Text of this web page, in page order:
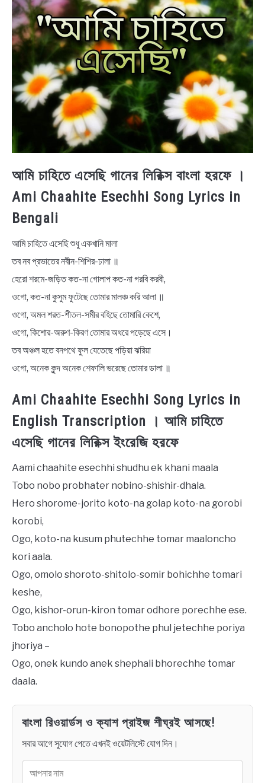
BENGALI STORIES
আমি চাহিতে এসেছি গানের লিরিক্স বাংলা হরফে ।
Ami Chaahite Esechhi Song Lyrics in
Bengali
আমি চাহিতে এসেছি শুধু একখানি মালা
তব নব প্রভাতের নবীন-শিশির-ঢালা ॥
হেরো শরমে-জড়িত কত-না গোলাপ কত-না গরবি করবী,
ওগো, কত-না কুসুম ফুটেছে তোমার মালঞ্চ করি আলা ॥
ওগো, অমল শরত-শীতল-সমীর বহিছে তোমারি কেশে,
ওগো, কিশোর-অরুণ-কিরণ তোমার অধরে পড়েছে এসে।
তব অঞ্চল হতে বনপথে ফুল যেতেছে পড়িয়া ঝরিয়া
ওগো, অনেক কুন্দ অনেক শেফালি ভরেছে তোমার ডালা ॥
Ami Chaahite Esechhi Song Lyrics in
English Transcription । আমি চাহিতে
এসেছি গানের লিরিক্স ইংরেজি হরফে
Aami chaahite esechhi shudhu ek khani maala
Tobo nobo probhater nobino-shishir-dhala.
Hero shorome-jorito koto-na golap koto-na gorobi
korobi,
Ogo, koto-na kusum phutechhe tomar maaloncho
kori aala.
Ogo, omolo shoroto-shitolo-somir bohichhe tomari
keshe,
Ogo, kishor-orun-kiron tomar odhore porechhe ese.
Tobo ancholo hote bonopothe phul jetechhe poriya
jhoriya –
Ogo, onek kundo anek shephali bhorechhe tomar
daala.
বাংলা রিওয়ার্ডস ও ক্যাশ প্রাইজ শীঘ্রই আসছে!
সবার আগে সুযোগ পেতে এখনই ওয়েটলিস্টে যোগ দিন।